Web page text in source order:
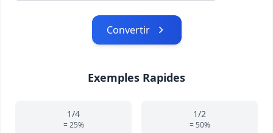
Convertir
Exemples Rapides
1/4
= 25%
1/2
= 50%